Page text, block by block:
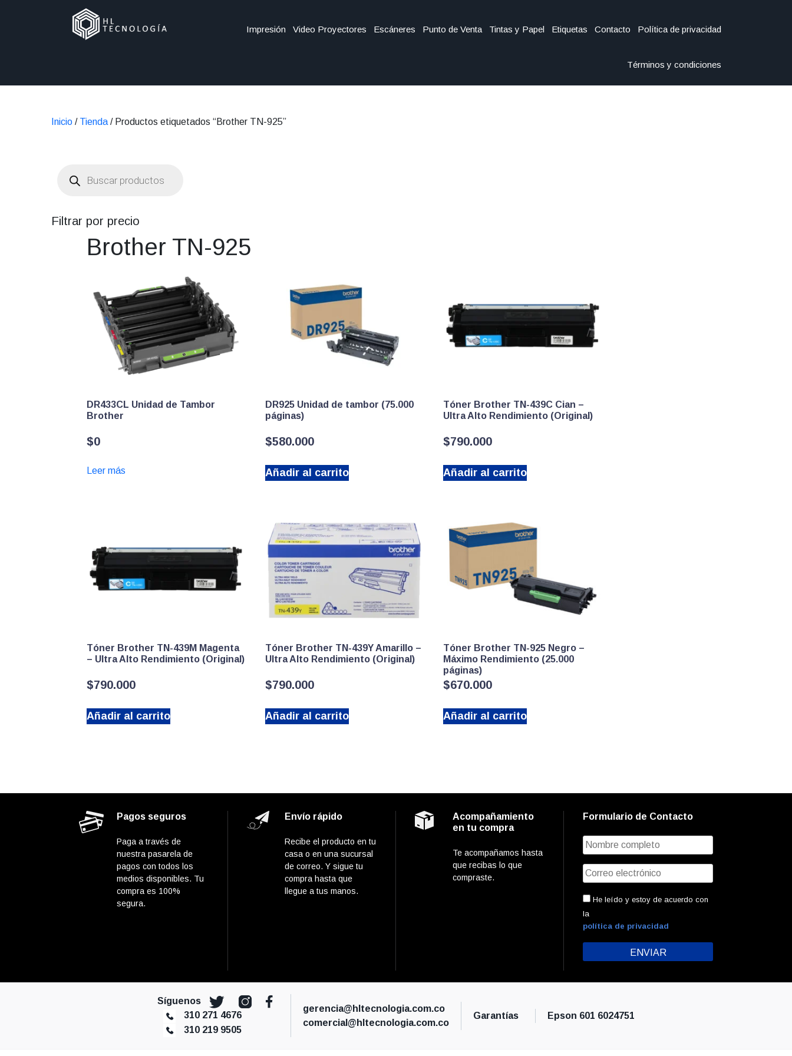
Impresión Video Proyectores Escáneres Punto de Venta Tintas y Papel Etiquetas Contacto Política de privacidad
Términos y condiciones
Inicio / Tienda / Productos etiquetados “Brother TN-925”
productos
Filtrar por precio
Brother TN-925
DR433CL Unidad de Tambor
Brother
$0
Leer más
DR925 Unidad de tambor (75.000
páginas)
$580.000
Añadir al carrito
Tóner Brother TN-439C Cian –
Ultra Alto Rendimiento (Original)
$790.000
Añadir al carrito
Tóner Brother TN-439M Magenta
– Ultra Alto Rendimiento (Original)
$790.000
Añadir al carrito
Tóner Brother TN-439Y Amarillo –
Ultra Alto Rendimiento (Original)
$790.000
Añadir al carrito
Tóner Brother TN-925 Negro –
Máximo Rendimiento (25.000
páginas)
$670.000
Añadir al carrito
Pagos seguros
Paga a través de
nuestra pasarela de
pagos con todos los
medios disponibles. Tu
compra es 100%
segura.
Envío rápido
Recibe el producto en tu
casa o en una sucursal
de correo. Y sigue tu
compra hasta que
llegue a tus manos.
Acompañamiento
en tu compra
Te acompañamos hasta
que recibas lo que
compraste.
Formulario de Contacto
He leído y estoy de acuerdo con
la
política de privacidad
Síguenos
310 271 4676
310 219 9505
gerencia@hltecnologia.com.co
comercial@hltecnologia.com.co
Garantías Epson 601 6024751